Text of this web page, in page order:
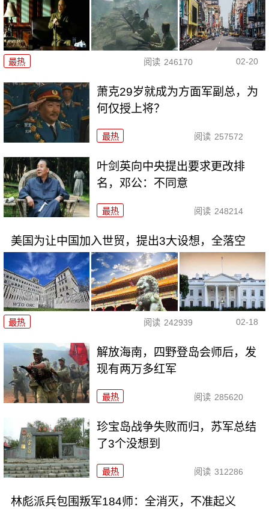
最热 阅读 246170 02-20
萧克29岁就成为方面军副总，为
何仅授上将？
最热 阅读 257572
叶剑英向中央提出要求更改排
名，邓公：不同意
最热 阅读 248214
美国为让中国加入世贸，提出3大设想，全落空
最热 阅读 242939 02-18
解放海南，四野登岛会师后，发
现有两万多红军
最热 阅读 285620
珍宝岛战争失败而归，苏军总结
了3个没想到
最热 阅读 312286
林彪派兵包围叛军184师：全消灭，不准起义